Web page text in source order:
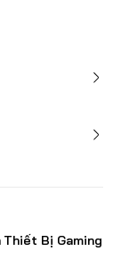
Thiết Bị Gaming